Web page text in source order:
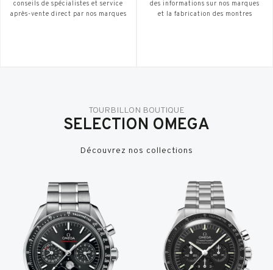
conseils de spécialistes et service
après-vente direct par nos marques
des informations sur nos marques
et la fabrication des montres
TOURBILLON BOUTIQUE
SELECTION OMEGA
Découvrez nos collections